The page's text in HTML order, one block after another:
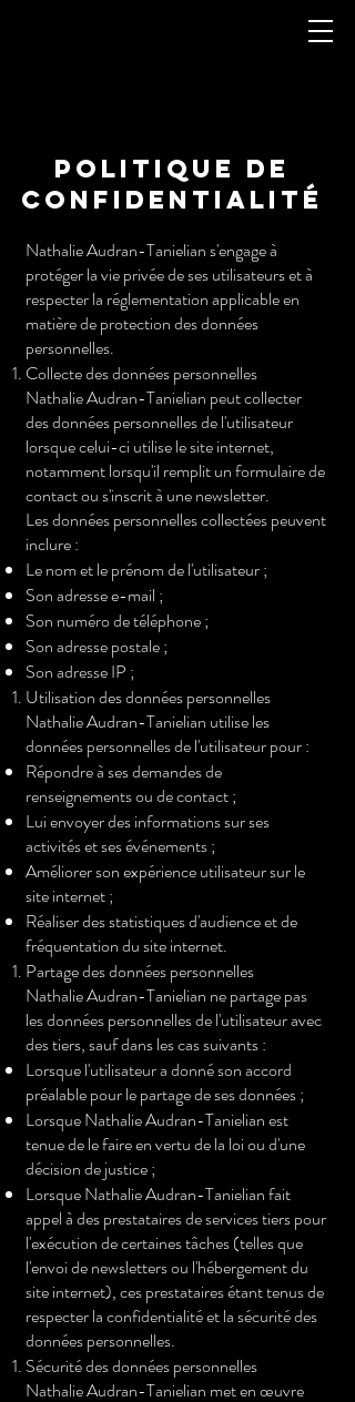
Politique de
confidentialité
Nathalie Audran-Tanielian s'engage à
protéger la vie privée de ses utilisateurs et à
respecter la réglementation applicable en
matière de protection des données
personnelles.
Collecte des données personnelles
Nathalie Audran-Tanielian peut collecter
des données personnelles de l'utilisateur
lorsque celui-ci utilise le site internet,
notamment lorsqu'il remplit un formulaire de
contact ou s'inscrit à une newsletter.
Les données personnelles collectées peuvent
inclure :
Le nom et le prénom de l'utilisateur ;
Son adresse e-mail ;
Son numéro de téléphone ;
Son adresse postale ;
Son adresse IP ;
Utilisation des données personnelles
Nathalie Audran-Tanielian utilise les
données personnelles de l'utilisateur pour :
Répondre à ses demandes de
renseignements ou de contact ;
Lui envoyer des informations sur ses
activités et ses événements ;
Améliorer son expérience utilisateur sur le
site internet ;
Réaliser des statistiques d'audience et de
fréquentation du site internet.
Partage des données personnelles
Nathalie Audran-Tanielian ne partage pas
les données personnelles de l'utilisateur avec
des tiers, sauf dans les cas suivants :
Lorsque l'utilisateur a donné son accord
préalable pour le partage de ses données ;
Lorsque Nathalie Audran-Tanielian est
tenue de le faire en vertu de la loi ou d'une
décision de justice ;
Lorsque Nathalie Audran-Tanielian fait
appel à des prestataires de services tiers pour
l'exécution de certaines tâches (telles que
l'envoi de newsletters ou l'hébergement du
site internet), ces prestataires étant tenus de
respecter la confidentialité et la sécurité des
données personnelles.
Sécurité des données personnelles
Nathalie Audran-Tanielian met en œuvre